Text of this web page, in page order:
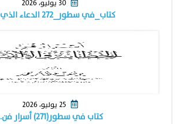
كتاب_في سطور_٢٧٢ الدعاء الذي لايرد
كتاب في سطور(٢٧١) أسرار فن…